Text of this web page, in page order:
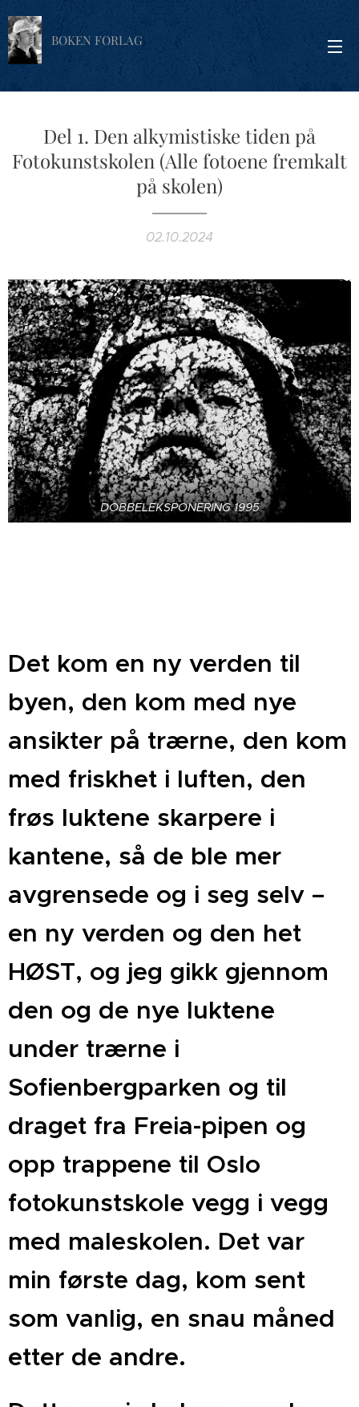
BOKEN FORLAG
Del 1. Den alkymistiske tiden på
Fotokunstskolen (Alle fotoene fremkalt
på skolen)
02.10.2024
DOBBELEKSPONERING 1995
Det kom en ny verden til
byen, den kom med nye
ansikter på trærne, den kom
med friskhet i luften, den
frøs luktene skarpere i
kantene, så de ble mer
avgrensede og i seg selv –
en ny verden og den het
HØST, og jeg gikk gjennom
den og de nye luktene
under trærne i
Sofienbergparken og til
draget fra Freia-pipen og
opp trappene til Oslo
fotokunstskole vegg i vegg
med maleskolen. Det var
min første dag, kom sent
som vanlig, en snau måned
etter de andre.